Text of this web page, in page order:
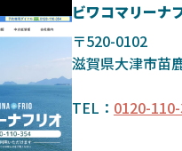
ビワコマリーナ
〒520-0102
滋賀県大津市苗
TEL： 0120-